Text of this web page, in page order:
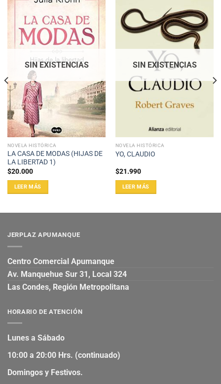
SIN EXISTENCIAS
NOVELA HISTÓRICA
LA CASA DE MODAS (HIJAS DE
LA LIBERTAD 1)
$20.000
LEER MÁS
SIN EXISTENCIAS
NOVELA HISTÓRICA
YO, CLAUDIO
$21.990
LEER MÁS
JERPLAZ APUMANQUE
Centro Comercial Apumanque
Av. Manquehue Sur 31, Local 324
Las Condes, Región Metropolitana
HORARIO DE ATENCIÓN
Lunes a Sábado
10:00 a 20:00 Hrs. (continuado)
Domingos y Festivos.